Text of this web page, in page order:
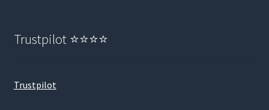
Trustpilot ⭐⭐⭐⭐
Trustpilot